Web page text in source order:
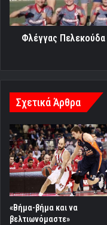
επί
του
Πυθαγόρα!
Φλέγγας Πελεκούδα
Σχετικά Άρθρα
«Βήμα-βήμα και να
βελτιωνόμαστε»